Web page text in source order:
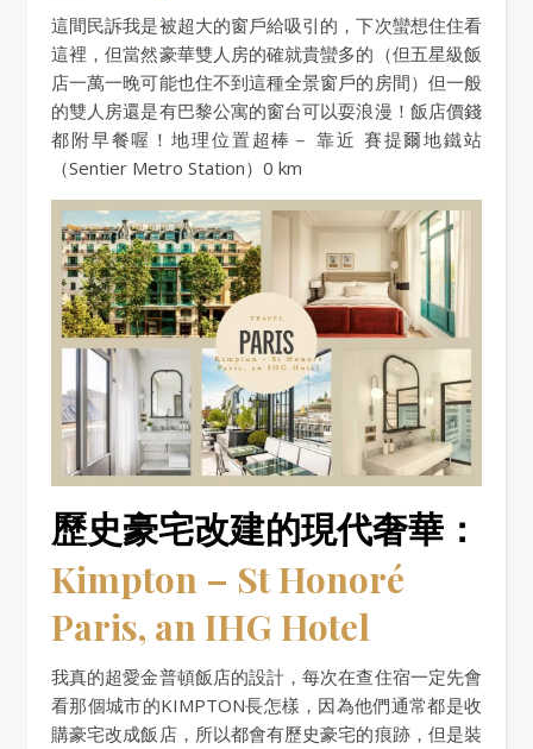
這間民訴我是被超大的窗戶給吸引的，下次蠻想住住看
這裡，但當然豪華雙人房的確就貴蠻多的（但五星級飯
店一萬一晚可能也住不到這種全景窗戶的房間）但一般
的雙人房還是有巴黎公寓的窗台可以耍浪漫！飯店價錢
都附早餐喔！地理位置超棒－ 靠近 賽提爾地鐵站
（Sentier Metro Station）0 km
歷史豪宅改建的現代奢華：
Kimpton – St Honoré
Paris, an IHG Hotel
我真的超愛金普頓飯店的設計，每次在查住宿一定先會
看那個城市的KIMPTON長怎樣，因為他們通常都是收
購豪宅改成飯店，所以都會有歷史豪宅的痕跡，但是裝